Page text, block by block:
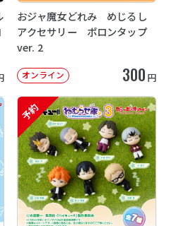
おジャ魔女どれみ めじるし
アクセサリー ポロンタップ
ver. 2
オンライン 300 円
予約